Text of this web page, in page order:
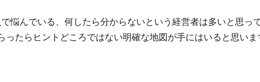
悩んでいる、何したら分からないという経営者は多いと思っ
ったらヒントどころではない明確な地図が手にはいると思いま